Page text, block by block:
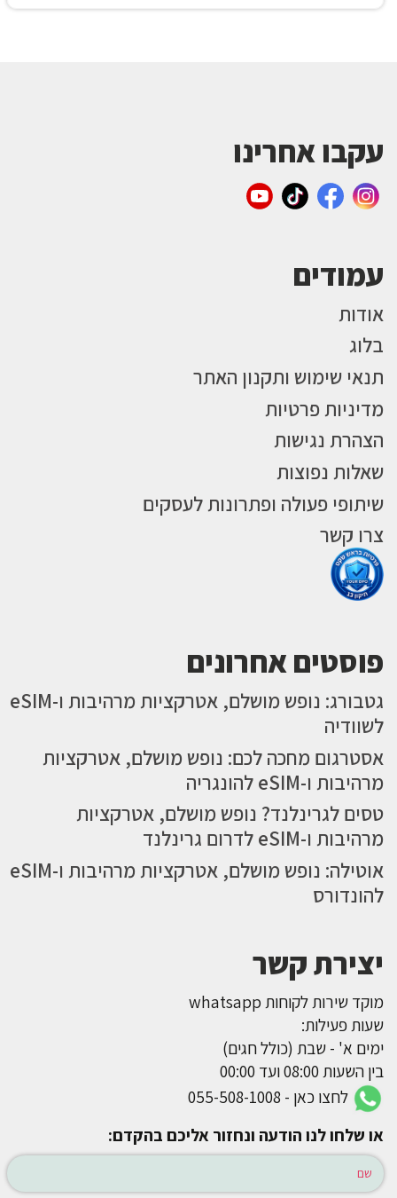
עקבו אחרינו
עמודים
אודות
בלוג
תנאי שימוש ותקנון האתר
מדיניות פרטיות
הצהרת נגישות
שאלות נפוצות
שיתופי פעולה ופתרונות לעסקים
צרו קשר
פוסטים אחרונים
גטבורג: נופש מושלם, אטרקציות מרהיבות ו-eSIM
לשוודיה
אסטרגום מחכה לכם: נופש מושלם, אטרקציות
מרהיבות ו-eSIM להונגריה
טסים לגרינלנד? נופש מושלם, אטרקציות
מרהיבות ו-eSIM לדרום גרינלנד
אוטילה: נופש מושלם, אטרקציות מרהיבות ו-eSIM
להונדורס
יצירת קשר
מוקד שירות לקוחות whatsapp
שעות פעילות:
ימים א' - שבת (כולל חגים)
בין השעות 08:00 ועד 00:00
לחצו כאן - 055-508-1008
או שלחו לנו הודעה ונחזור אליכם בהקדם: